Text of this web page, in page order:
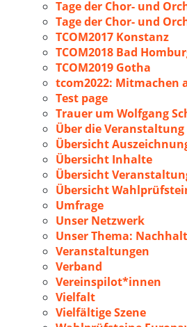
Tage der Chor- und
Tage der Chor- und
TCOM2017 Konstanz
TCOM2018 Bad
TCOM2019 Gotha
tcom2022: Mitmachen
Test page
Trauer um Wolfgang
Über die Veranstaltung
Übersicht
Übersicht Inhalte
Übersicht
Übersicht
Umfrage
Unser Netzwerk
Unser Thema:
Veranstaltungen
Verband
Vereinspilot*innen
Vielfalt
Vielfältige Szene